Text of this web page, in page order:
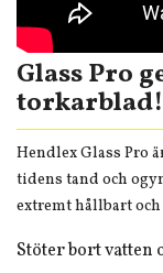
Glass Pro
torkarblad!
Hendlex Glass Pro
tidens tand och
extremt hållbart
Stöter bort vatten